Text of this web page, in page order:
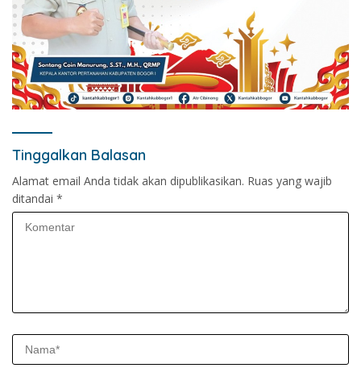
Tinggalkan Balasan
Alamat email Anda tidak akan dipublikasikan. Ruas yang wajib
ditandai *